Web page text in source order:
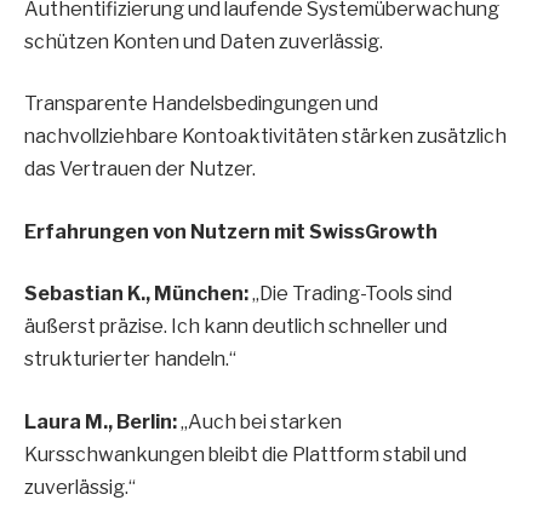
Authentifizierung und laufende Systemüberwachung
schützen Konten und Daten zuverlässig.
Transparente Handelsbedingungen und
nachvollziehbare Kontoaktivitäten stärken zusätzlich
das Vertrauen der Nutzer.
Erfahrungen von Nutzern mit SwissGrowth
Sebastian K., München:„Die Trading-Tools sind
äußerst präzise. Ich kann deutlich schneller und
strukturierter handeln.“
Laura M., Berlin:„Auch bei starken
Kursschwankungen bleibt die Plattform stabil und
zuverlässig.“